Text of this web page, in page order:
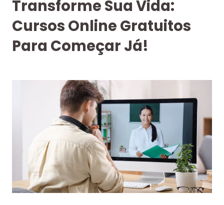
Transforme Sua Vida:
Cursos Online Gratuitos
Para Começar Já!